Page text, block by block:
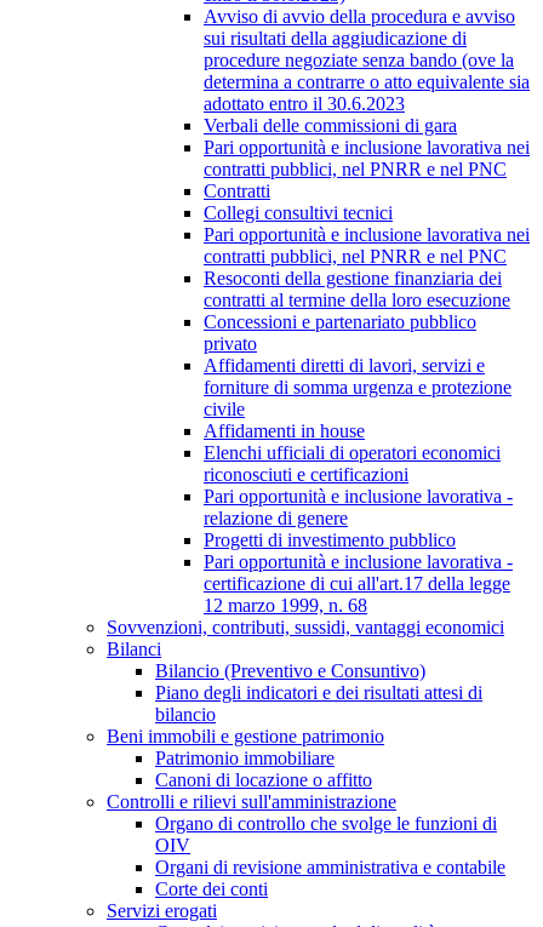
Avviso di avvio della procedura e avviso
sui risultati della aggiudicazione di
procedure negoziate senza bando (ove la
determina a contrarre o atto equivalente sia
adottato entro il 30.6.2023
Verbali delle commissioni di gara
Pari opportunità e inclusione lavorativa nei
contratti pubblici, nel PNRR e nel PNC
Contratti
Collegi consultivi tecnici
Pari opportunità e inclusione lavorativa nei
contratti pubblici, nel PNRR e nel PNC
Resoconti della gestione finanziaria dei
contratti al termine della loro esecuzione
Concessioni e partenariato pubblico
privato
Affidamenti diretti di lavori, servizi e
forniture di somma urgenza e protezione
civile
Affidamenti in house
Elenchi ufficiali di operatori economici
riconosciuti e certificazioni
Pari opportunità e inclusione lavorativa -
relazione di genere
Progetti di investimento pubblico
Pari opportunità e inclusione lavorativa -
certificazione di cui all'art.17 della legge
12 marzo 1999, n. 68
Sovvenzioni, contributi, sussidi, vantaggi economici
Bilanci
Bilancio (Preventivo e Consuntivo)
Piano degli indicatori e dei risultati attesi di
bilancio
Beni immobili e gestione patrimonio
Patrimonio immobiliare
Canoni di locazione o affitto
Controlli e rilievi sull'amministrazione
Organo di controllo che svolge le funzioni di
OIV
Organi di revisione amministrativa e contabile
Corte dei conti
Servizi erogati